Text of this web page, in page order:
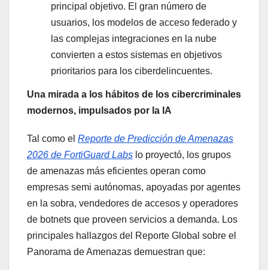
principal objetivo. El gran número de
usuarios, los modelos de acceso federado y
las complejas integraciones en la nube
convierten a estos sistemas en objetivos
prioritarios para los ciberdelincuentes.
Una mirada a los hábitos de los cibercriminales
modernos, impulsados por la IA
Tal como el Reporte de Predicción de Amenazas
2026 de FortiGuard Labs lo proyectó, los grupos
de amenazas más eficientes operan como
empresas semi autónomas, apoyadas por agentes
en la sobra, vendedores de accesos y operadores
de botnets que proveen servicios a demanda. Los
principales hallazgos del Reporte Global sobre el
Panorama de Amenazas demuestran que: